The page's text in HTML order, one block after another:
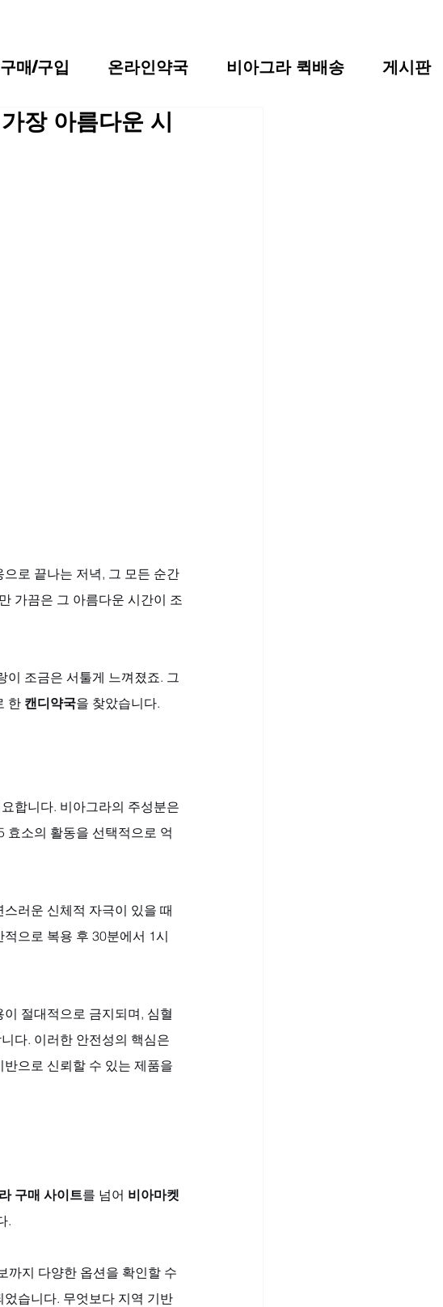
매/구입 온라인약국 비아그라 퀵배송 게시판
장 아름다운 시
로 끝나는 저녁, 그 모든 순간
가끔은 그 아름다운 시간이 조
이 조금은 서툴게 느껴졌죠. 그
한 캔디약국을 찾았습니다.
합니다. 비아그라의 주성분은
효소의 활동을 선택적으로 억
러운 신체적 자극이 있을 때
으로 복용 후 30분에서 1시
절대적으로 금지되며, 심혈
다. 이러한 안전성의 핵심은
반으로 신뢰할 수 있는 제품을
구매 사이트를 넘어 비아마켓
.
까지 다양한 옵션을 확인할 수
습니다. 무엇보다 지역 기반